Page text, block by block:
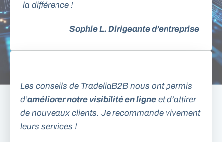
la différence !
Sophie L. Dirigeante d’entreprise
Les conseils de TradeliaB2B nous ont permis
d’améliorer notre visibilité en ligne et d’attirer
de nouveaux clients. Je recommande vivement
leurs services !